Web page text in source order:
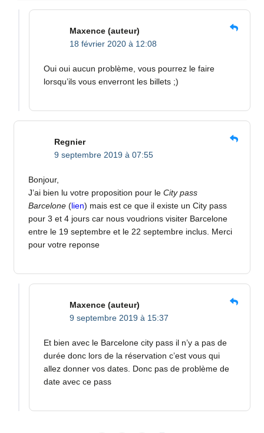
Maxence (auteur)
18 février 2020 à 12:08
Oui oui aucun problème, vous pourrez le faire
lorsqu’ils vous enverront les billets ;)
Regnier
9 septembre 2019 à 07:55
Bonjour,
J’ai bien lu votre proposition pour le City pass
Barcelone (lien) mais est ce que il existe un City pass
pour 3 et 4 jours car nous voudrions visiter Barcelone
entre le 19 septembre et le 22 septembre inclus. Merci
pour votre reponse
Maxence (auteur)
9 septembre 2019 à 15:37
Et bien avec le Barcelone city pass il n’y a pas de
durée donc lors de la réservation c’est vous qui
allez donner vos dates. Donc pas de problème de
date avec ce pass